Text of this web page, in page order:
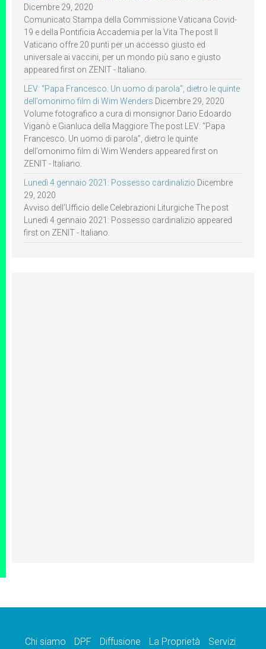
Dicembre 29, 2020
Comunicato Stampa della Commissione Vaticana Covid-
19 e della Pontificia Accademia per la Vita The post Il
Vaticano offre 20 punti per un accesso giusto ed
universale ai vaccini, per un mondo più sano e giusto
appeared first on ZENIT - Italiano.
LEV: “Papa Francesco. Un uomo di parola”, dietro le quinte
dell’omonimo film di Wim Wenders Dicembre 29, 2020
Volume fotografico a cura di monsignor Dario Edoardo
Viganò e Gianluca della Maggiore The post LEV: “Papa
Francesco. Un uomo di parola”, dietro le quinte
dell’omonimo film di Wim Wenders appeared first on
ZENIT - Italiano.
Lunedì 4 gennaio 2021: Possesso cardinalizio Dicembre
29, 2020
Avviso dell’Ufficio delle Celebrazioni Liturgiche The post
Lunedì 4 gennaio 2021: Possesso cardinalizio appeared
first on ZENIT - Italiano.
Chi siamo DPF Diffusione La Proprietà Servizi